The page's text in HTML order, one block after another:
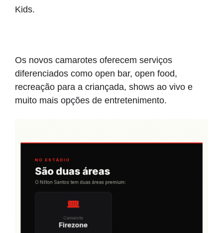
Kids.
Os novos camarotes oferecem serviços
diferenciados como open bar, open food,
recreação para a criançada, shows ao vivo e
muito mais opções de entretenimento.